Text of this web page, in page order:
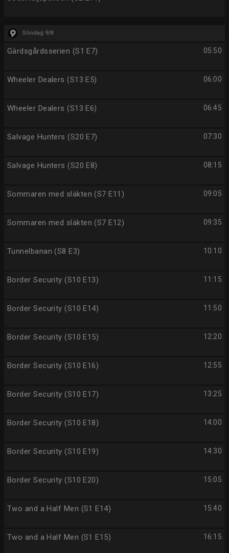
Söndag 9/8
05:50
Gärdsgårdsserien (S1 E7)
06:00
Wheeler Dealers (S13 E5)
06:45
Wheeler Dealers (S13 E6)
07:30
Salvage Hunters (S20 E7)
08:15
Salvage Hunters (S20 E8)
09:05
Sommaren med släkten (S7 E11)
09:35
Sommaren med släkten (S7 E12)
10:10
Tunnelbanan (S8 E3)
11:15
Border Security (S10 E13)
11:50
Border Security (S10 E14)
12:20
Border Security (S10 E15)
12:55
Border Security (S10 E16)
13:25
Border Security (S10 E17)
14:00
Border Security (S10 E18)
14:30
Border Security (S10 E19)
15:05
Border Security (S10 E20)
15:40
Two and a Half Men (S1 E14)
16:15
Two and a Half Men (S1 E15)